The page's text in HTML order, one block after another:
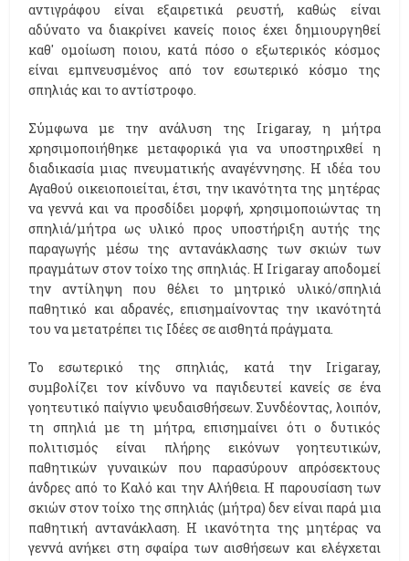
αντιγράφου είναι εξαιρετικά ρευστή, καθώς είναι
αδύνατο να διακρίνει κανείς ποιος έχει δημιουργηθεί
καθ' ομοίωση ποιου, κατά πόσο ο εξωτερικός κόσμος
είναι εμπνευσμένος από τον εσωτερικό κόσμο της
σπηλιάς και το αντίστροφο.
Σύμφωνα με την ανάλυση της Ιrigaray, η μήτρα
χρησιμοποιήθηκε μεταφορικά για να υποστηριχθεί η
διαδικασία μιας πνευματικής αναγέννησης. Η ιδέα του
Αγαθού οικειοποιείται, έτσι, την ικανότητα της μητέρας
να γεννά και να προσδίδει μορφή, χρησιμοποιώντας τη
σπηλιά/μήτρα ως υλικό προς υποστήριξη αυτής της
παραγωγής μέσω της αντανάκλασης των σκιών των
πραγμάτων στον τοίχο της σπηλιάς. Η Ιrigaray αποδομεί
την αντίληψη που θέλει το μητρικό υλικό/σπηλιά
παθητικό και αδρανές, επισημαίνοντας την ικανότητά
του να μετατρέπει τις Ιδέες σε αισθητά πράγματα.
Το εσωτερικό της σπηλιάς, κατά την Ιrigaray,
συμβολίζει τον κίνδυνο να παγιδευτεί κανείς σε ένα
γοητευτικό παίγνιο ψευδαισθήσεων. Συνδέοντας, λοιπόν,
τη σπηλιά με τη μήτρα, επισημαίνει ότι ο δυτικός
πολιτισμός είναι πλήρης εικόνων γοητευτικών,
παθητικών γυναικών που παρασύρουν απρόσεκτους
άνδρες από το Καλό και την Αλήθεια. Η παρουσίαση των
σκιών στον τοίχο της σπηλιάς (μήτρα) δεν είναι παρά μια
παθητική αντανάκλαση. Η ικανότητα της μητέρας να
γεννά ανήκει στη σφαίρα των αισθήσεων και ελέγχεται